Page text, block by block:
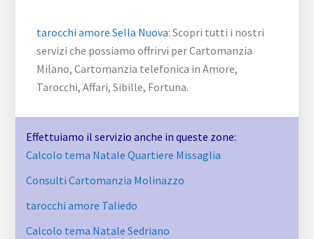
tarocchi amore Sella Nuova: Scopri tutti i nostri
servizi che possiamo offrirvi per Cartomanzia
Milano, Cartomanzia telefonica in Amore,
Tarocchi, Affari, Sibille, Fortuna.
Effettuiamo il servizio anche in queste zone:
Calcolo tema Natale Quartiere Missaglia
Consulti Cartomanzia Molinazzo
tarocchi amore Taliedo
Calcolo tema Natale Sedriano